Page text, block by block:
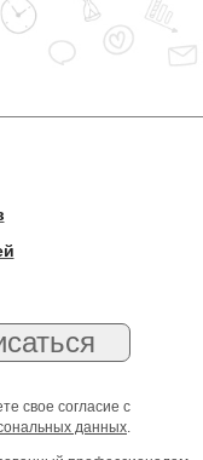
свое согласие с
данных.